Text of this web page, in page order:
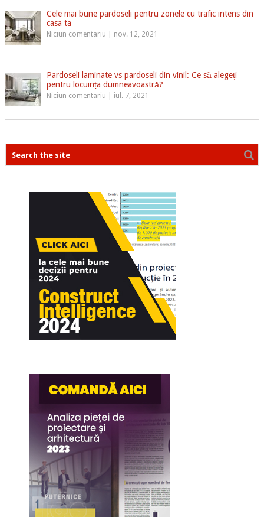
Cele mai bune pardoseli pentru zonele cu trafic intens din
casa ta
Niciun comentariu nov. 12, 2021
Pardoseli laminate vs pardoseli din vinil: Ce să alegeți
pentru locuința dumneavoastră?
Niciun comentariu iul. 7, 2021